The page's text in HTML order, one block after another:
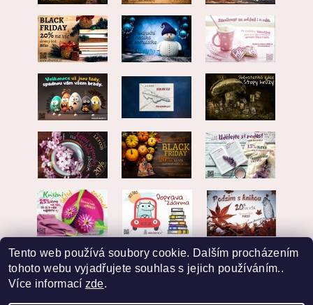
Tento web používá soubory cookie. Dalším procházením
tohoto webu vyjadřujete souhlas s jejich používáním..
Více informací zde.